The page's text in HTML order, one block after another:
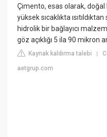
Çimento, esas olarak, doğal
yüksek sıcaklıkta
hidrolik bir bağlayıcı
göz açıklığı 5 ila 90 mikron
Kaynak kaldırma talebi |
aetgrup.com